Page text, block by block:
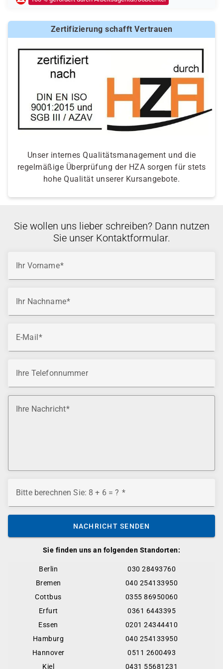
Ob eine Förderung oder Kostenübernahme möglich ist,
entscheidet der jeweilige Kostenträger nach einer
individuellen Prüfung Ihrer persönlichen
Zertifizierung schafft Vertrauen
Unser internes Qualitätsmanagement und die
regelmäßige Überprüfung der HZA sorgen für stets
hohe Qualität unserer Kursangebote.
Sie finden uns an folgenden Standorten:
Berlin
030 28493760
Bremen
040 254133950
Cottbus
0355 86950060
Erfurt
0361 6443395
Essen
0201 24344410
Hamburg
040 254133950
Hannover
0511 2600493
Kiel
0431 55681231
Sie wollen uns lieber schreiben? Dann nutzen
Sie unser Kontaktformular.
Ihr Vorname
Ihr Nachname
E-Mail
Ihre Telefonnummer
Ihre Nachricht
Bitte berechnen Sie: 8 + 6 = ?
NACHRICHT SENDEN